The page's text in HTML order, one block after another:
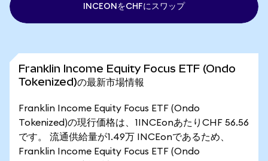
INCEONをCHFにスワップ
Franklin Income Equity Focus ETF (Ondo
Tokenized)の最新市場情報
Franklin Income Equity Focus ETF (Ondo
Tokenized)の現行価格は、1INCEonあたりCHF 56.56
です。 流通供給量が1.49万 INCEonであるため、
Franklin Income Equity Focus ETF (Ondo